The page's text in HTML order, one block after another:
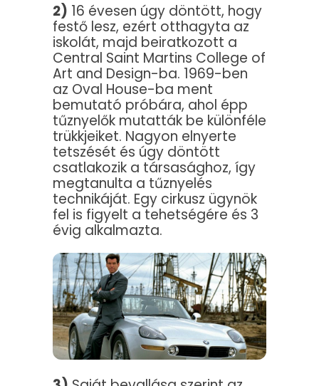
2) 16 évesen úgy döntött, hogy
festő lesz, ezért otthagyta az
iskolát, majd beiratkozott a
Central Saint Martins College of
Art and Design-ba. 1969-ben
az Oval House-ba ment
bemutató próbára, ahol épp
tűznyelők mutatták be különféle
trükkjeiket. Nagyon elnyerte
tetszését és úgy döntött
csatlakozik a társasághoz, így
megtanulta a tűznyelés
technikáját. Egy cirkusz ügynök
fel is figyelt a tehetségére és 3
évig alkalmazta.